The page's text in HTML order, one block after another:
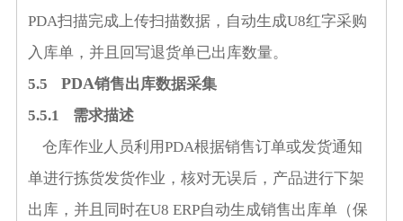
PDA扫描完成上传扫描数据，自动生成U8红字采购
入库单，并且回写退货单已出库数量。
5.5
PDA销售出库数据采集
5.5.1
需求描述
仓库作业人员利用PDA根据销售订单或发货通知
单进行拣货发货作业，核对无误后，产品进行下架
出库，并且同时在U8 ERP自动生成销售出库单（保